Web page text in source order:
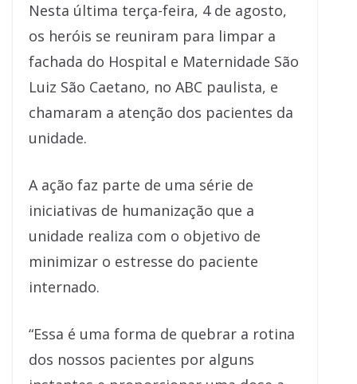
Nesta última terça-feira, 4 de agosto,
os heróis se reuniram para limpar a
fachada do Hospital e Maternidade São
Luiz São Caetano, no ABC paulista, e
chamaram a atenção dos pacientes da
unidade.
A ação faz parte de uma série de
iniciativas de humanização que a
unidade realiza com o objetivo de
minimizar o estresse do paciente
internado.
“Essa é uma forma de quebrar a rotina
dos nossos pacientes por alguns